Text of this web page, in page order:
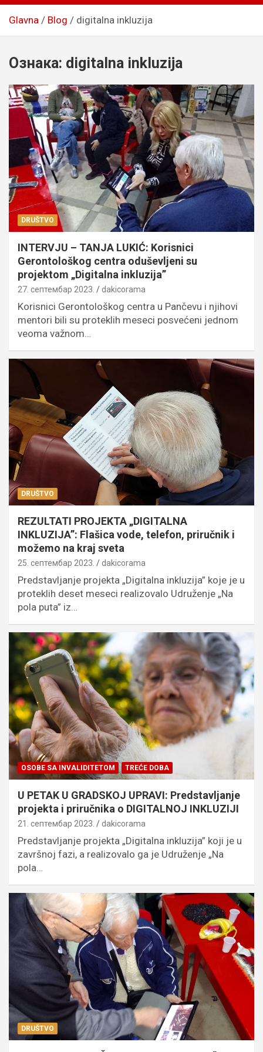
Glavna Blog digitalna inkluzija
Ознака: digitalna inkluzija
DRUŠTVO
INTERVJU – TANJA LUKIĆ: Korisnici
Gerontološkog centra oduševljeni su
projektom „Digitalna inkluzija”
27. септембар 2023. dakicorama
Korisnici Gerontološkog centra u Pančevu i njihovi
mentori bili su proteklih meseci posvećeni jednom
veoma važnom…
DRUŠTVO
REZULTATI PROJEKTA „DIGITALNA
INKLUZIJA”: Flašica vode, telefon, priručnik i
možemo na kraj sveta
25. септембар 2023. dakicorama
Predstavljanje projekta „Digitalna inkluzija” koje je u
proteklih deset meseci realizovalo Udruženje „Na
pola puta” iz…
OSOBE SA INVALIDITETOM TREĆE DOBA
U PETAK U GRADSKOJ UPRAVI: Predstavljanje
projekta i priručnika o DIGITALNOJ INKLUZIJI
21. септембар 2023. dakicorama
Predstavljanje projekta „Digitalna inkluzija” koji je u
završnoj fazi, a realizovalo ga je Udruženje „Na
pola…
DRUŠTVO